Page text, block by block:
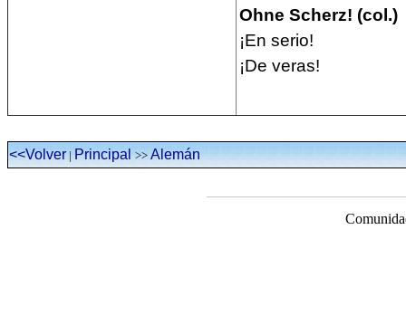
Ohne Scherz! (col.)
¡En serio!
¡De veras!
<<Volver|Principal >>Alemán